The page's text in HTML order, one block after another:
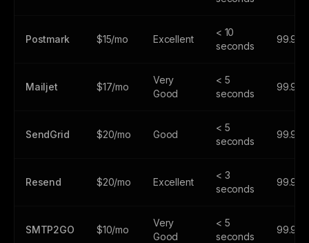
Postmark $15/mo Excellent
< 10
seconds
Mailjet $17/mo
Very
Good
< 5
seconds
99.9%
SendGrid $20/mo Good
< 5
seconds
Resend $20/mo Excellent
< 3
seconds
SMTP2GO $10/mo
Very
Good
< 5
seconds
99.9%